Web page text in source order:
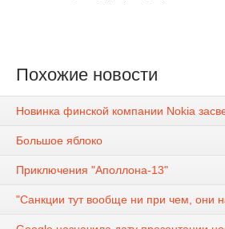
Похожие новости
Новинка финской компании Nokia
Большое яблоко
Приключения "Аполлона-13"
"Санкции тут вообще ни при чем, они